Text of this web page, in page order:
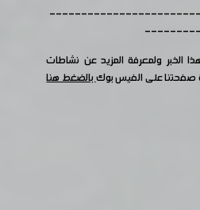
الخبر ولمعرفة المزيد عن نشاطات
صفحتنا على الفيس بوكبالضغط هنا